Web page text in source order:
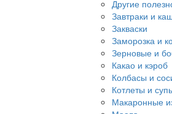
Другие
Завтраки и
Закваски
Заморозка и
Зерновые и
Какао и кэроб
Колбасы и
Котлеты и
Макаронные